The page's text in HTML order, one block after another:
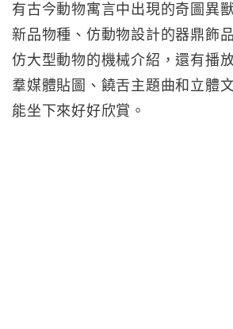
有古今動物寓言中出現的奇圖異
新品物種、仿動物設計的器鼎飾
仿大型動物的機械介紹，還有播
羣媒體貼圖、饒舌主題曲和立體
能坐下來好好欣賞。